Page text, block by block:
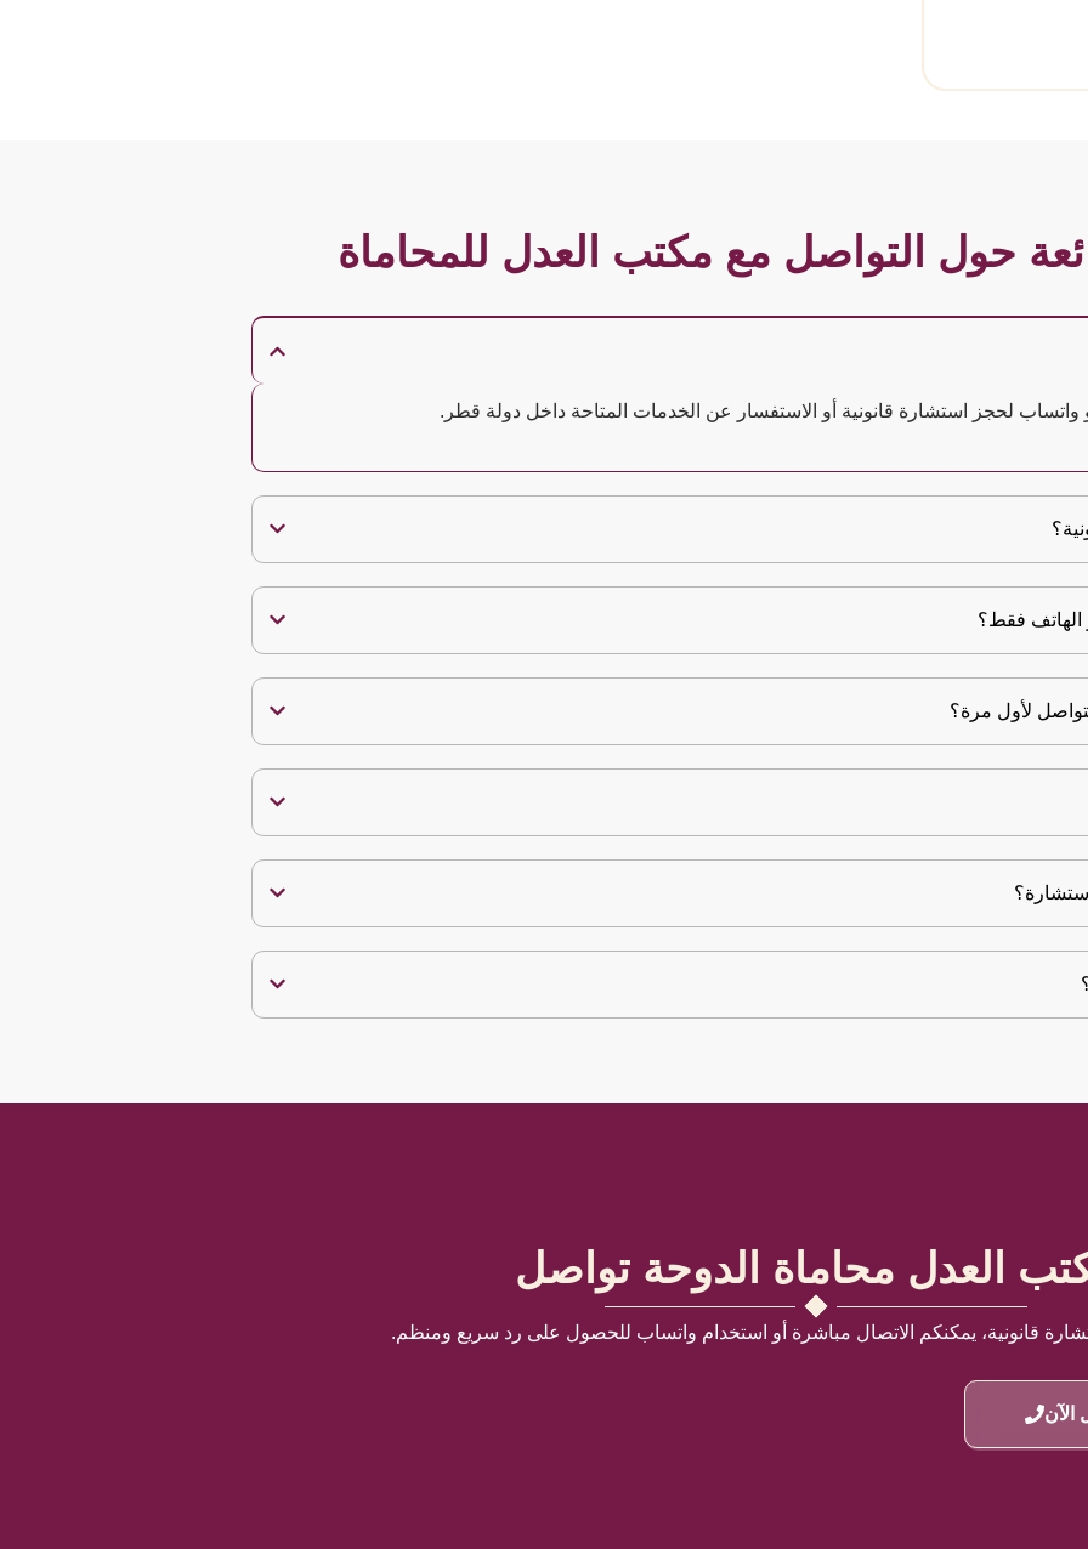
حول التواصل مع مكتب العدل للمحاماة
واتساب لحجز استشارة قانونية أو الاستفسار عن الخدمات المتاحة داخل دولة قطر.
الهاتف فقط؟
لأول مرة؟
العدل محاماة الدوحة تواصل
قانونية، يمكنكم الاتصال مباشرة أو استخدام واتساب للحصول على رد سريع ومنظم.
الآن